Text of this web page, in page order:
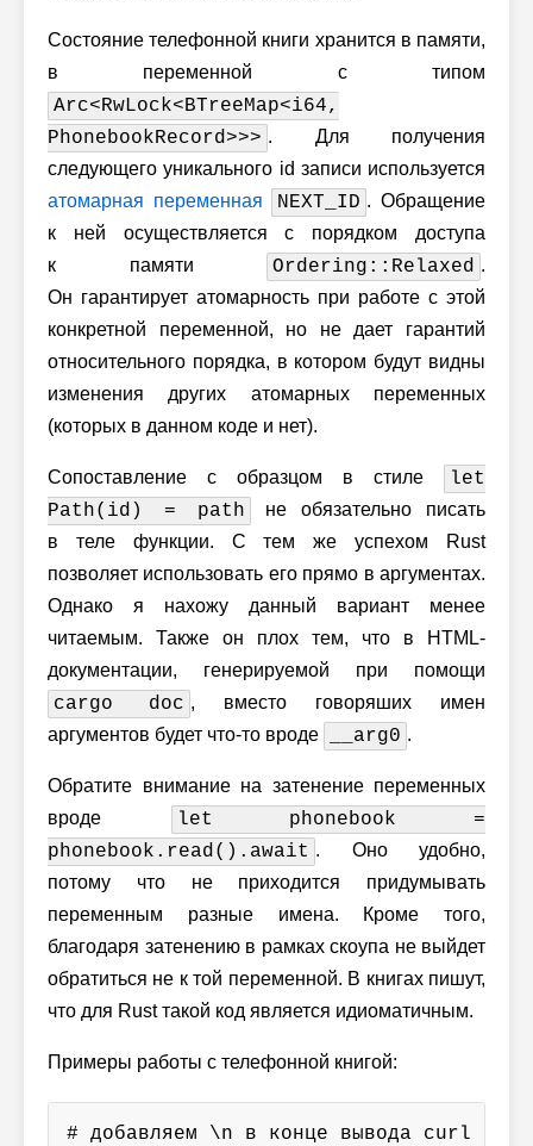
Состояние телефонной книги хранится в памяти,
в переменной с типом
Arc<RwLock<BTreeMap<i64,
PhonebookRecord>>> . Для получения
следующего уникального id записи используется
атомарная переменная
NEXT_ID . Обращение
к ней осуществляется с порядком доступа
к памяти
Ordering::Relaxed .
Он гарантирует атомарность при работе с этой
конкретной переменной, но не дает гарантий
относительного порядка, в котором будут видны
изменения других атомарных переменных
(которых в данном коде и нет).
Сопоставление с образцом в стиле
let
Path(id) = path
не обязательно писать
в теле функции. С тем же успехом Rust
позволяет использовать его прямо в аргументах.
Однако я нахожу данный вариант менее
читаемым. Также он плох тем, что в HTML-
документации, генерируемой при помощи
cargo doc , вместо говоряших имен
аргументов будет что-то вроде
__arg0 .
Обратите внимание на затенение переменных
вроде
let phonebook =
phonebook.read().await . Оно удобно,
потому что не приходится придумывать
переменным разные имена. Кроме того,
благодаря затенению в рамках скоупа не выйдет
обратиться не к той переменной. В книгах пишут,
что для Rust такой код является идиоматичным.
Примеры работы с телефонной книгой:
# добавляем \n в конце вывода curl